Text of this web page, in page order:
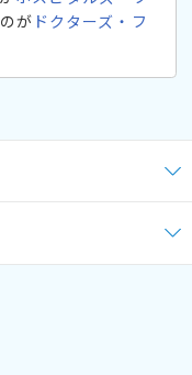
が ドクターズ・フ